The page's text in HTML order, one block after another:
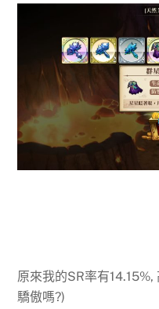
原來我的SR率有
驕傲嗎?)